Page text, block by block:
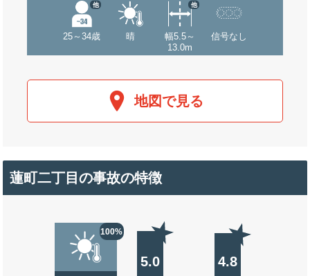
25～34歳
他
晴
幅5.5～
13.0m
他
信号なし
地図で見る
蓮町二丁目の事故の特徴
100%
5.0 4.8